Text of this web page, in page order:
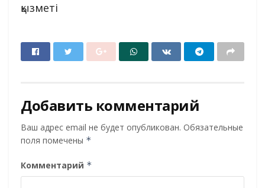
қызметі
Добавить комментарий
Ваш адрес email не будет опубликован. Обязательные
поля помечены *
Комментарий *